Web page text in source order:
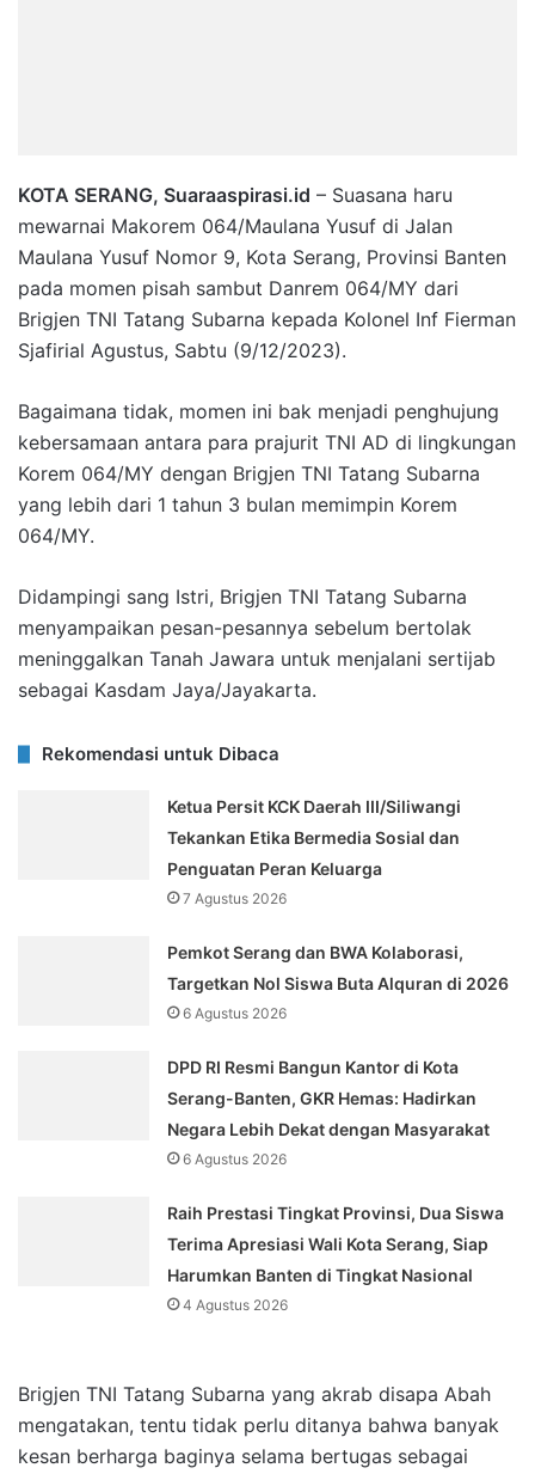
KOTA SERANG, Suaraaspirasi.id – Suasana haru
mewarnai Makorem 064/Maulana Yusuf di Jalan
Maulana Yusuf Nomor 9, Kota Serang, Provinsi Banten
pada momen pisah sambut Danrem 064/MY dari
Brigjen TNI Tatang Subarna kepada Kolonel Inf Fierman
Sjafirial Agustus, Sabtu (9/12/2023).
Bagaimana tidak, momen ini bak menjadi penghujung
kebersamaan antara para prajurit TNI AD di lingkungan
Korem 064/MY dengan Brigjen TNI Tatang Subarna
yang lebih dari 1 tahun 3 bulan memimpin Korem
064/MY.
Didampingi sang Istri, Brigjen TNI Tatang Subarna
menyampaikan pesan-pesannya sebelum bertolak
meninggalkan Tanah Jawara untuk menjalani sertijab
sebagai Kasdam Jaya/Jayakarta.
Rekomendasi untuk Dibaca
Ketua Persit KCK Daerah III/Siliwangi
Tekankan Etika Bermedia Sosial dan
Penguatan Peran Keluarga
7 Agustus 2026
Pemkot Serang dan BWA Kolaborasi,
Targetkan Nol Siswa Buta Alquran di 2026
6 Agustus 2026
DPD RI Resmi Bangun Kantor di Kota
Serang-Banten, GKR Hemas: Hadirkan
Negara Lebih Dekat dengan Masyarakat
6 Agustus 2026
Raih Prestasi Tingkat Provinsi, Dua Siswa
Terima Apresiasi Wali Kota Serang, Siap
Harumkan Banten di Tingkat Nasional
4 Agustus 2026
Brigjen TNI Tatang Subarna yang akrab disapa Abah
mengatakan, tentu tidak perlu ditanya bahwa banyak
kesan berharga baginya selama bertugas sebagai